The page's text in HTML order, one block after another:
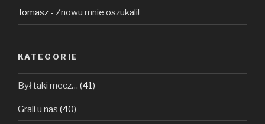
Tomasz - Znowu mnie oszukali!
KATEGORIE
Był taki mecz… (41)
Grali u nas (40)